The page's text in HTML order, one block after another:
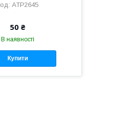
АТР2645
50 ₴
В наявності
Купити